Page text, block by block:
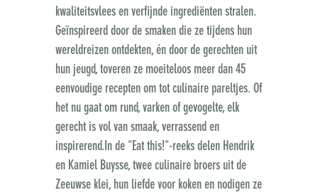
kwaliteitsvlees en verfijnde ingrediënten stralen.
Geïnspireerd door de smaken die ze tijdens hun
wereldreizen ontdekten, én door de gerechten uit
hun jeugd, toveren ze moeiteloos meer dan 45
eenvoudige recepten om tot culinaire pareltjes. Of
het nu gaat om rund, varken of gevogelte, elk
gerecht is vol van smaak, verrassend en
inspirerend.In de "Eat this!"-reeks delen Hendrik
en Kamiel Buysse, twee culinaire broers uit de
Zeeuwse klei, hun liefde voor koken en nodigen ze